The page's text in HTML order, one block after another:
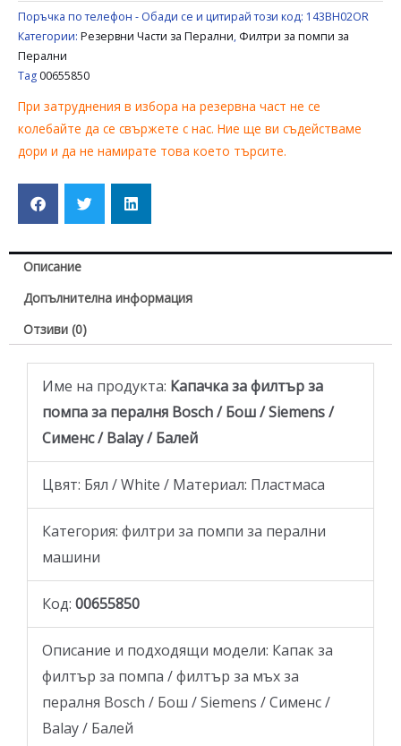
/
SIEMENS
/
BALAY
00655850
Поръчка по телефон - Обади се и цитирай този код: 143BH02OR
Категории: Резервни Части за Перални, Филтри за помпи за
Перални
Tag 00655850
При затруднения в избора на резервна част не се
колебайте да се свържете с нас. Ние ще ви съдействаме
дори и да не намирате това което търсите.
Описание
Допълнителна информация
Отзиви (0)
Име на продукта: Капачка за филтър за
помпа за пералня Bosch / Бош / Siemens /
Сименс / Balay / Балей
Цвят: Бял / White / Материал: Пластмаса
Категория: филтри за помпи за перални
машини
Код: 00655850
Описание и подходящи модели: Капак за
филтър за помпа / филтър за мъх за
пералня Bosch / Бош / Siemens / Сименс /
Balay / Балей